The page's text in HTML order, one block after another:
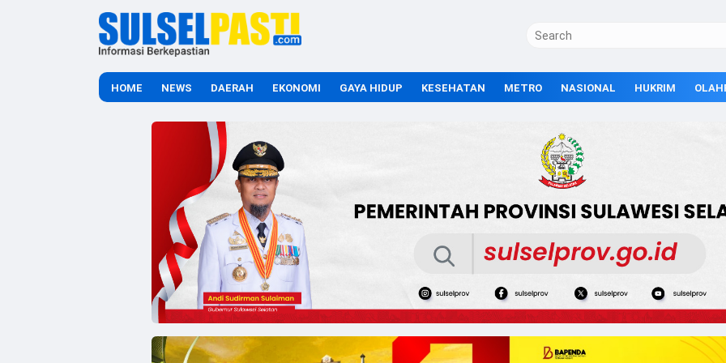
HOME NEWS DAERAH EKONOMI GAYA HIDUP KESEHATAN METRO NASIONAL HUKRIM